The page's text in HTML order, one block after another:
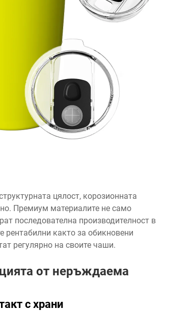
цялост, корозионната
Премиум материалите не само
последователна производителност в
рентабилни както за обикновени
регулярно на своите чаши.
от неръждаема
с храни